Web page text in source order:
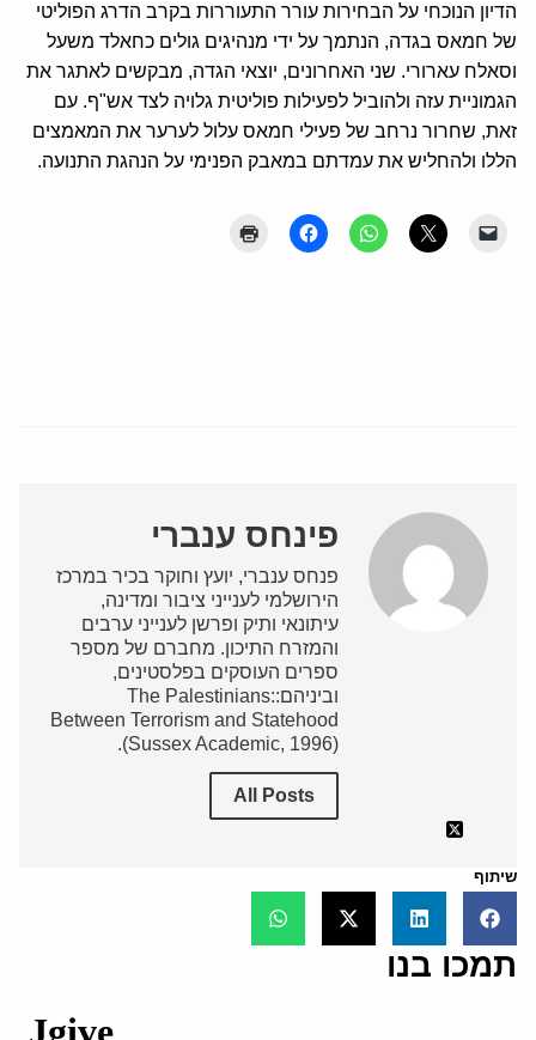
הדיון הנוכחי על הבחירות עורר התעוררות בקרב הדרג הפוליטי
של חמאס בגדה, הנתמך על ידי מנהיגים גולים כחאלד משעל
וסאלח עארורי. שני האחרונים, יוצאי הגדה, מבקשים לאתגר את
הגמוניית עזה ולהוביל לפעילות פוליטית גלויה לצד אש"ף. עם
זאת, שחרור נרחב של פעילי חמאס עלול לערער את המאמצים
הללו ולהחליש את עמדתם במאבק הפנימי על הנהגת התנועה.
פינחס ענברי
פנחס ענברי, יועץ וחוקר בכיר במרכז
הירושלמי לענייני ציבור ומדינה,
עיתונאי ותיק ופרשן לענייני ערבים
והמזרח התיכון. מחברם של מספר
ספרים העוסקים בפלסטינים,
וביניהם:The Palestinians:
Between Terrorism and Statehood
(Sussex Academic, 1996).
All Posts
שיתוף
תמכו בנו